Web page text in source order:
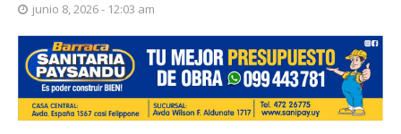
junio 8, 2026 - 12:03 am